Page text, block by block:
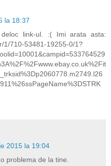
la 18:37
link-ul. :( Imi arata asta:
1/710-53481-19255-0/1?
2015 la 19:04
problema de la tine.